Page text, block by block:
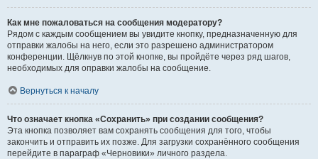
Как мне пожаловаться на сообщения модератору?
Рядом с каждым сообщением вы увидите кнопку, предназначенную для
отправки жалобы на него, если это разрешено администратором
конференции. Щёлкнув по этой кнопке, вы пройдёте через ряд шагов,
необходимых для оправки жалобы на сообщение.
Вернуться к началу
Что означает кнопка «Сохранить» при создании сообщения?
Эта кнопка позволяет вам сохранять сообщения для того, чтобы
закончить и отправить их позже. Для загрузки сохранённого сообщения
перейдите в параграф «Черновики» личного раздела.